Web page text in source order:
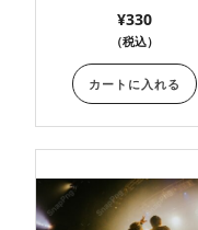
¥330
（税込）
カートに入れる